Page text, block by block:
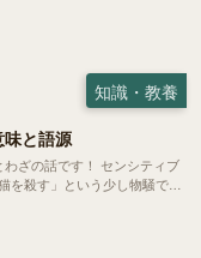
知識・教養
と語源
殺す」という少し物騒で、